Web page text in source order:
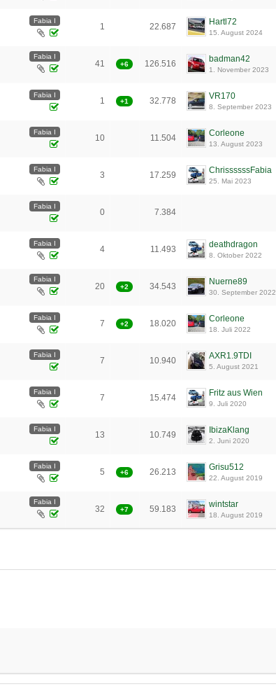
Fabia I
1 22.687 Hartl72
15. August 2024
Fabia I
41 +6 126.516 badman42
1. November 2023
Fabia I
1 +1 32.778 VR170
8. September 2023
Fabia I
10 11.504 Corleone
13. August 2023
Fabia I
3 17.259 ChrissssssFabia
25. Mai 2023
Fabia I
0 7.384
Fabia I
4 11.493 deathdragon
8. Oktober 2022
Fabia I
20 +2 34.543 Nuerne89
30. September 2022
Fabia I
7 +2 18.020 Corleone
18. Juli 2022
Fabia I
7 10.940 AXR1.9TDI
5. August 2021
Fabia I
7 15.474 Fritz aus Wien
9. Juli 2020
Fabia I
13 10.749 IbizaKlang
2. Juni 2020
Fabia I
5 +6 26.213 Grisu512
22. August 2019
Fabia I
32 +7 59.183 wintstar
18. August 2019